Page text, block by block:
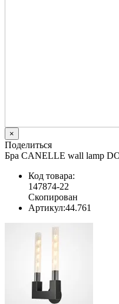
×
Поделиться
Бра CANELLE wall lamp
Код товара:
147874-22
Скопирован
Артикул:44.761